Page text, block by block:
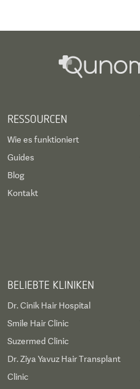
RESSOURCEN
Wie es funktioniert
Guides
Blog
Kontakt
BELIEBTE KLINIKEN
Dr. Cinik Hair Hospital
Smile Hair Clinic
Suzermed Clinic
Dr. Ziya Yavuz Hair Transplant
Clinic